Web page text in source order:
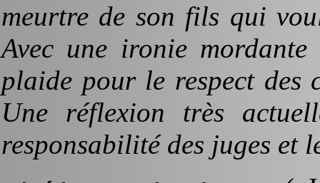
meurtre de son fils qui
Avec une ironie
plaide pour le respect des
Une réflexion très
responsabilité des juges et